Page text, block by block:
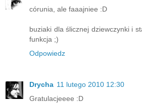
córunia, ale faaajniee :D
buziaki dla ślicznej dziewczynki i
funkcja ;)
Odpowiedz
Drycha 11 lutego 2010 12:30
Gratulacjeeee :D